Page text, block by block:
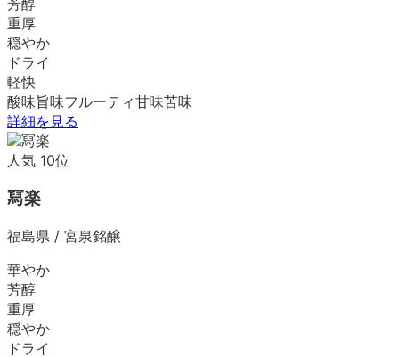
重厚
穏やか
ドライ
軽快
酸味旨味フルーティ甘味苦味
詳細を見る
人気 10位
冩楽
福島県 / 宮泉銘醸
華やか
芳醇
重厚
穏やか
ドライ